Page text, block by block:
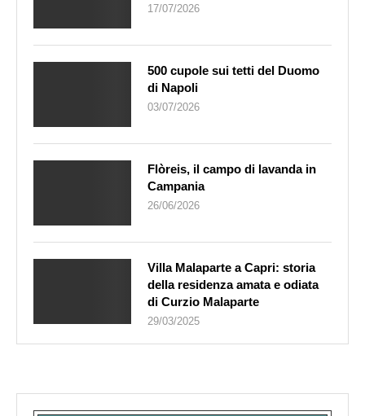
17/07/2026
500 cupole sui tetti del Duomo
di Napoli
03/07/2026
Flòreis, il campo di lavanda in
Campania
26/06/2026
Villa Malaparte a Capri: storia
della residenza amata e odiata
di Curzio Malaparte
29/03/2025